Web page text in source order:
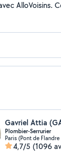
AlloVoisins.
Gavriel Attia
Plombier-Serrurier
Paris (Pont de Flandre
4,7/5 (1096